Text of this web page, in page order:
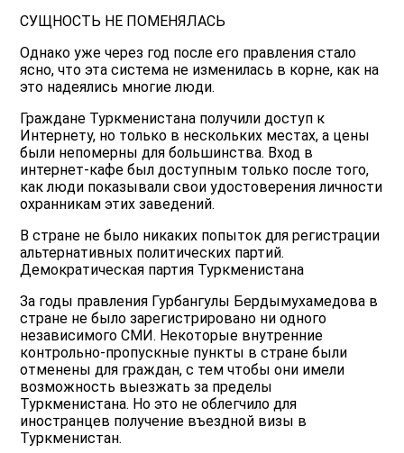
СУЩНОСТЬ НЕ ПОМЕНЯЛАСЬ
Однако уже через год после его правления стало
ясно, что эта система не изменилась в корне, как на
это надеялись многие люди.
Граждане Туркменистана получили доступ к
Интернету, но только в нескольких местах, а цены
были непомерны для большинства. Вход в
интернет-кафе был доступным только после того,
как люди показывали свои удостоверения личности
охранникам этих заведений.
В стране не было никаких попыток для регистрации
альтернативных политических партий.
Демократическая партия Туркменистана
За годы правления Гурбангулы Бердымухамедова в
стране не было зарегистрировано ни одного
независимого СМИ. Некоторые внутренние
контрольно-пропускные пункты в стране были
отменены для граждан, с тем чтобы они имели
возможность выезжать за пределы
Туркменистана. Но это не облегчило для
иностранцев получение въездной визы в
Туркменистан.